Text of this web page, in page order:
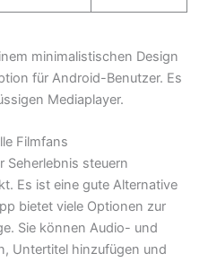
minimalistischen Design
für Android-Benutzer. Es
Mediaplayer.
Filmfans
Seherlebnis steuern
Es ist eine gute Alternative
bietet viele Optionen zur
Sie können Audio- und
Untertitel hinzufügen und